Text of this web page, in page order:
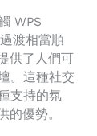
WPS
渡相當順
供了人們可
。這種社交
支持的氛
的優勢。